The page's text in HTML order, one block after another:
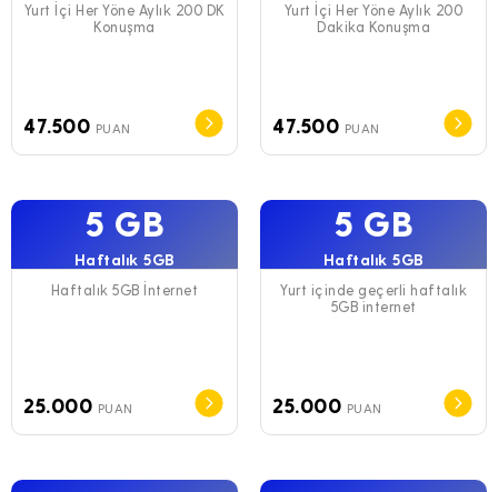
Yurt İçi Her Yöne Aylık 200 DK
Konuşma
47.500 PUAN
Yurt İçi Her Yöne Aylık 200
Dakika Konuşma
47.500 PUAN
5 GB
Haftalık 5GB
Haftalık 5GB İnternet
25.000 PUAN
5 GB
Haftalık 5GB
Yurt içinde geçerli haftalık
5GB internet
25.000 PUAN